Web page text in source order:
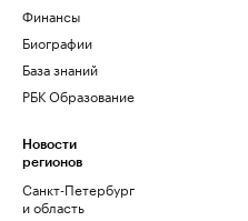
Финансы
Биографии
База знаний
РБК Образование
Новости
регионов
Санкт-Петербург
и область